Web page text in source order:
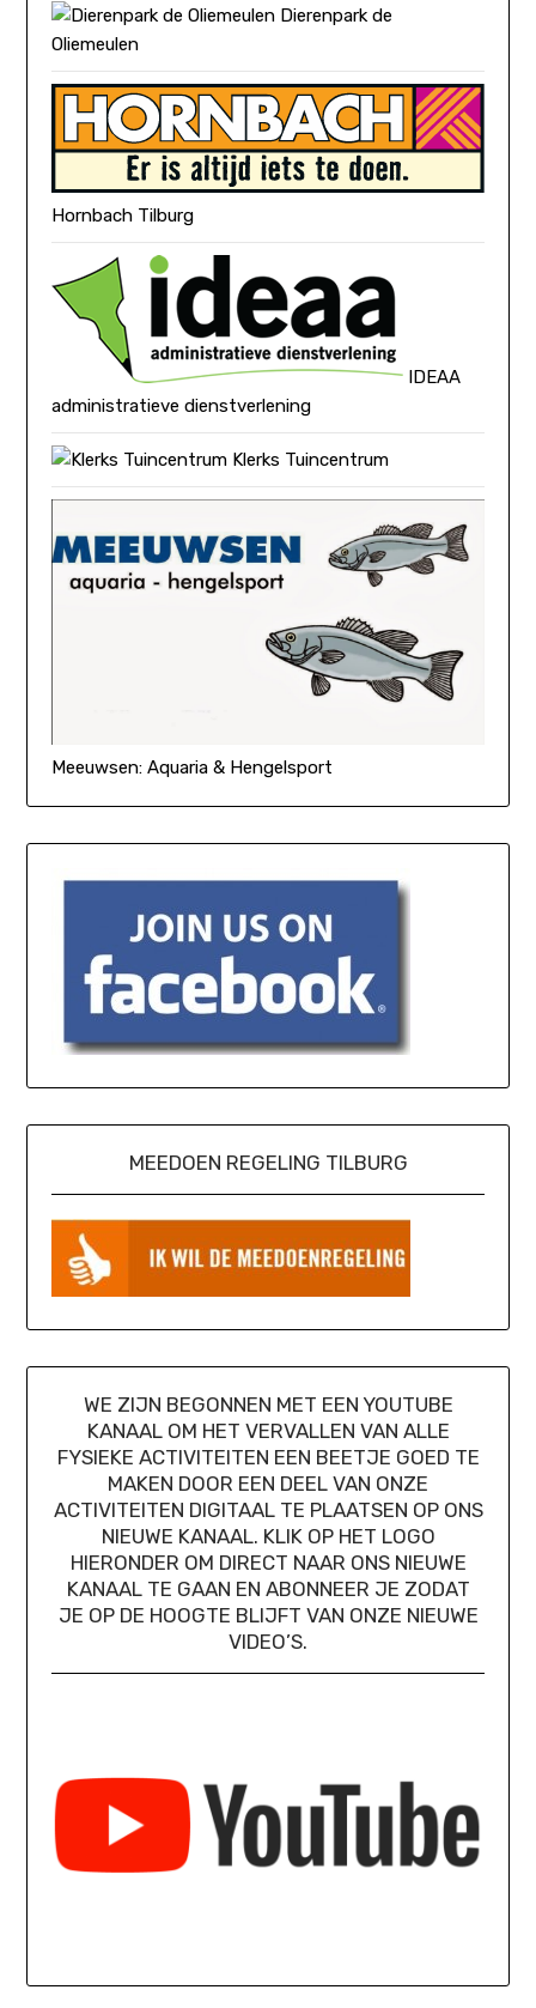
Dierenpark de
Oliemeulen
Hornbach Tilburg
IDEAA
administratieve dienstverlening
Klerks Tuincentrum
Meeuwsen: Aquaria & Hengelsport
MEEDOEN REGELING TILBURG
WE ZIJN BEGONNEN MET EEN YOUTUBE
KANAAL OM HET VERVALLEN VAN ALLE
FYSIEKE ACTIVITEITEN EEN BEETJE GOED TE
MAKEN DOOR EEN DEEL VAN ONZE
ACTIVITEITEN DIGITAAL TE PLAATSEN OP ONS
NIEUWE KANAAL. KLIK OP HET LOGO
HIERONDER OM DIRECT NAAR ONS NIEUWE
KANAAL TE GAAN EN ABONNEER JE ZODAT
JE OP DE HOOGTE BLIJFT VAN ONZE NIEUWE
VIDEO’S.